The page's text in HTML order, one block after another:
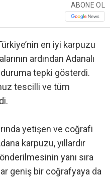
ABONE OL
en iyi karpuzu
ardından Adanalı
tepki gösterdi.
tescilli ve tüm
yetişen ve coğrafi
karpuzu, yıllardır
yanı sıra
geniş bir coğrafyaya da